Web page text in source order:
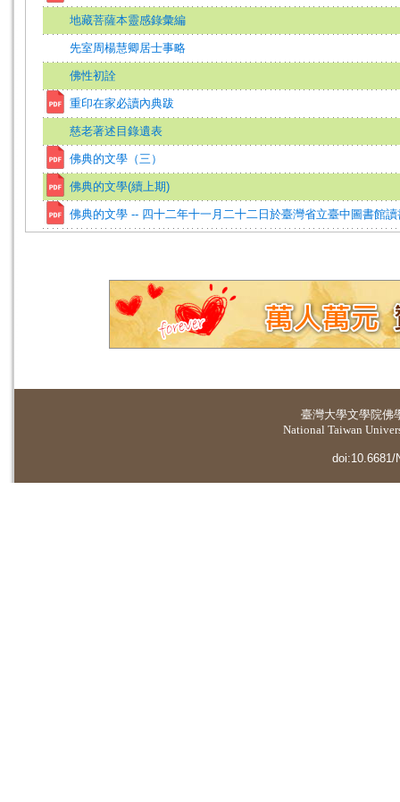
地藏菩薩本靈感錄彙編
先室周楊慧卿居士事略
佛性初詮
重印在家必讀內典跋
慈老著述目錄遺表
佛典的文學（三）
佛典的文學(續上期)
佛典的文學 -- 四十二年十一月二十二日於臺灣省立臺中圖書館讀
臺灣大學文學院佛
National Taiwan
doi:10.6681/